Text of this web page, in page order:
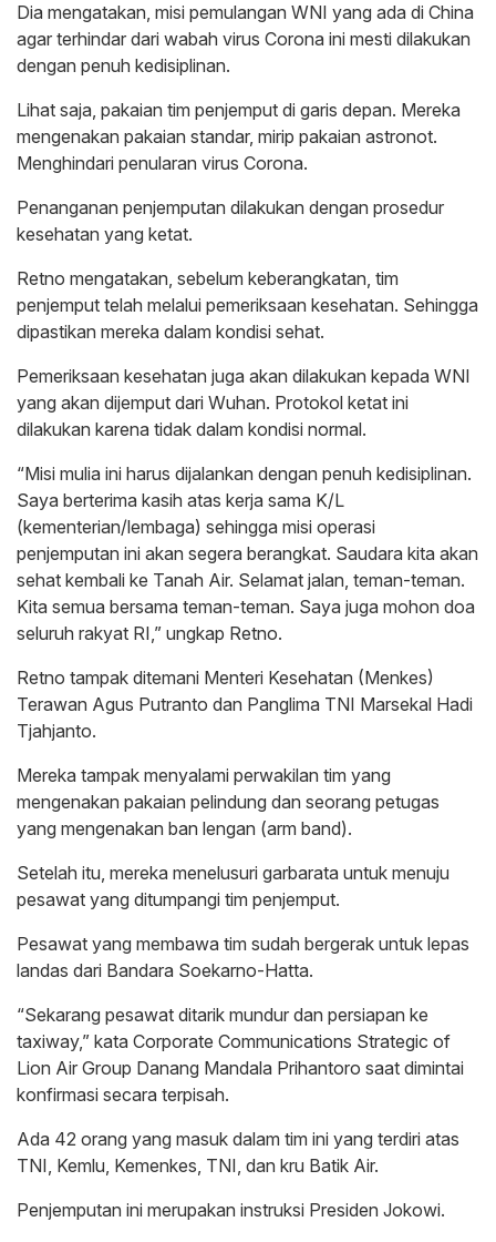
Dia mengatakan, misi pemulangan WNI yang ada di China
agar terhindar dari wabah virus Corona ini mesti dilakukan
dengan penuh kedisiplinan.
Lihat saja, pakaian tim penjemput di garis depan. Mereka
mengenakan pakaian standar, mirip pakaian astronot.
Menghindari penularan virus Corona.
Penanganan penjemputan dilakukan dengan prosedur
kesehatan yang ketat.
Retno mengatakan, sebelum keberangkatan, tim
penjemput telah melalui pemeriksaan kesehatan. Sehingga
dipastikan mereka dalam kondisi sehat.
Pemeriksaan kesehatan juga akan dilakukan kepada WNI
yang akan dijemput dari Wuhan. Protokol ketat ini
dilakukan karena tidak dalam kondisi normal.
“Misi mulia ini harus dijalankan dengan penuh kedisiplinan.
Saya berterima kasih atas kerja sama K/L
(kementerian/lembaga) sehingga misi operasi
penjemputan ini akan segera berangkat. Saudara kita akan
sehat kembali ke Tanah Air. Selamat jalan, teman-teman.
Kita semua bersama teman-teman. Saya juga mohon doa
seluruh rakyat RI,” ungkap Retno.
Retno tampak ditemani Menteri Kesehatan (Menkes)
Terawan Agus Putranto dan Panglima TNI Marsekal Hadi
Tjahjanto.
Mereka tampak menyalami perwakilan tim yang
mengenakan pakaian pelindung dan seorang petugas
yang mengenakan ban lengan (arm band).
Setelah itu, mereka menelusuri garbarata untuk menuju
pesawat yang ditumpangi tim penjemput.
Pesawat yang membawa tim sudah bergerak untuk lepas
landas dari Bandara Soekarno-Hatta.
“Sekarang pesawat ditarik mundur dan persiapan ke
taxiway,” kata Corporate Communications Strategic of
Lion Air Group Danang Mandala Prihantoro saat dimintai
konfirmasi secara terpisah.
Ada 42 orang yang masuk dalam tim ini yang terdiri atas
TNI, Kemlu, Kemenkes, TNI, dan kru Batik Air.
Penjemputan ini merupakan instruksi Presiden Jokowi.